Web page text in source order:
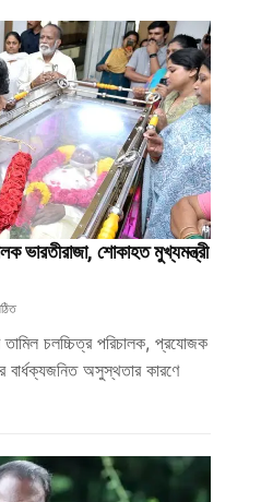
ভারতীরাজা, শোকাহত মুখ্যমন্ত্রী
চলচ্চিত্র পরিচালক, প্রযোজক
বার্ধক্যজনিত অসুস্থতার কারণে